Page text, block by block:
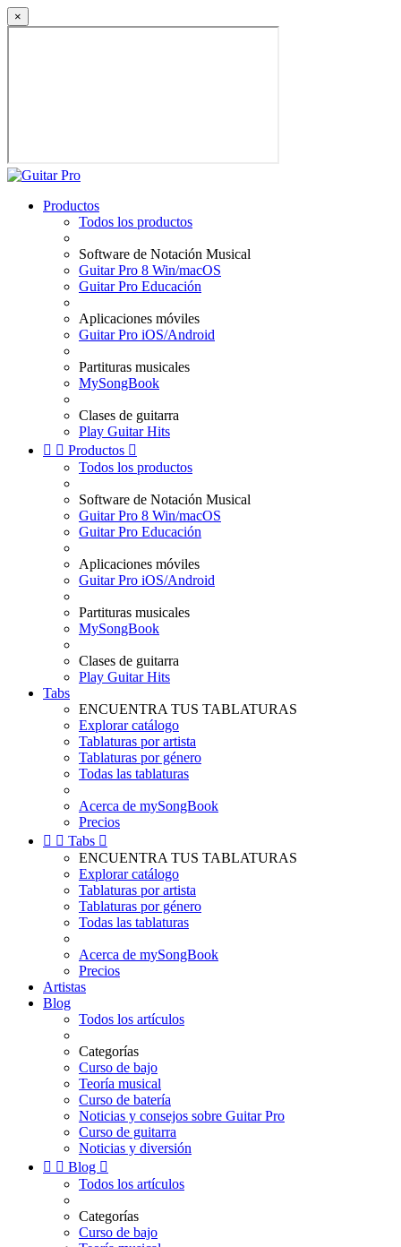
×
Productos
Todos los productos
Software de Notación Musical
Guitar Pro 8 Win/macOS
Guitar Pro Educación
Aplicaciones móviles
Guitar Pro iOS/Android
Partituras musicales
MySongBook
Clases de guitarra
Play Guitar Hits
  Productos 
Todos los productos
Software de Notación Musical
Guitar Pro 8 Win/macOS
Guitar Pro Educación
Aplicaciones móviles
Guitar Pro iOS/Android
Partituras musicales
MySongBook
Clases de guitarra
Play Guitar Hits
Tabs
ENCUENTRA TUS TABLATURAS
Explorar catálogo
Tablaturas por artista
Tablaturas por género
Todas las tablaturas
Acerca de mySongBook
Precios
  Tabs 
ENCUENTRA TUS TABLATURAS
Explorar catálogo
Tablaturas por artista
Tablaturas por género
Todas las tablaturas
Acerca de mySongBook
Precios
Artistas
Blog
Todos los artículos
Categorías
Curso de bajo
Teoría musical
Curso de batería
Noticias y consejos sobre Guitar Pro
Curso de guitarra
Noticias y diversión
  Blog 
Todos los artículos
Categorías
Curso de bajo